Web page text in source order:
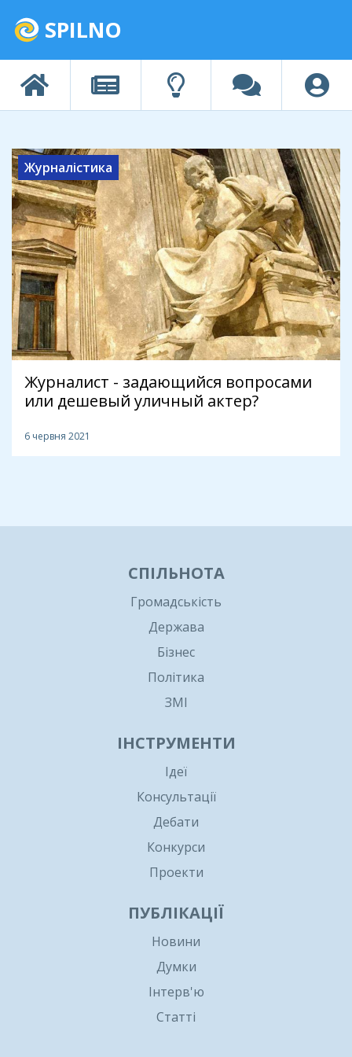
SPILNO
Журналістика
Журналист - задающийся вопросами
или дешевый уличный актер?
6 червня 2021
СПІЛЬНОТА
Громадськість
Держава
Бізнес
Політика
ЗМІ
ІНСТРУМЕНТИ
Ідеї
Консультації
Дебати
Конкурси
Проекти
ПУБЛІКАЦІЇ
Новини
Думки
Інтерв'ю
Статті